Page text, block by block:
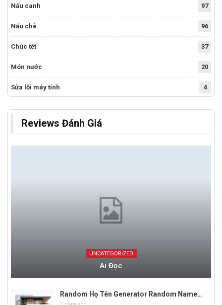
Nấu canh 97
Nấu chè 96
Chúc tết 37
Món nước 20
Sửa lỗi máy tính 4
Reviews Đánh Giá
UNCATEGORIZED
Ai Đọc
Random Họ Tên Generator Random Name…